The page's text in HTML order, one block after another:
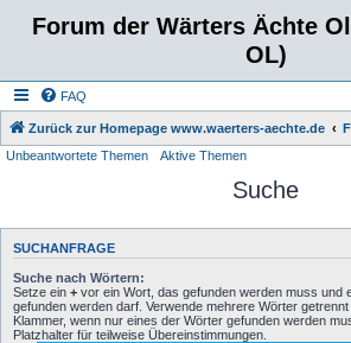
Forum der Wärters Ächte
OL)
FAQ
Zurück zur Homepage www.waerters-aechte.de
Unbeantwortete Themen
Aktive Themen
Suche
SUCHANFRAGE
Suche nach Wörtern:
Setze ein + vor ein Wort, das gefunden werden muss und
gefunden werden darf. Verwende mehrere Wörter
Klammer, wenn nur eines der Wörter gefunden werden
Platzhalter für teilweise Übereinstimmungen.